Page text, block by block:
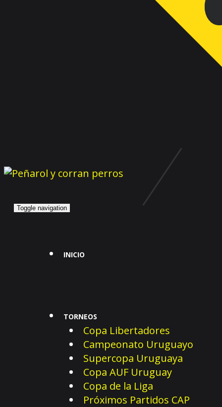
Toggle navigation
INICIO
TORNEOS
Copa Libertadores
Campeonato Uruguayo
Supercopa Uruguaya
Copa AUF Uruguay
Copa de la Liga
Próximos Partidos CAP